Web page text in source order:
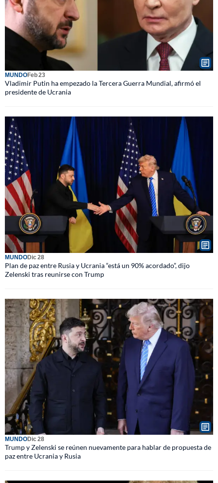
MUNDOFeb 23
Vladimir Putin ha empezado la Tercera Guerra Mundial, afirmó el
presidente de Ucrania
MUNDODic 28
Plan de paz entre Rusia y Ucrania “está un 90% acordado”, dijo
Zelenski tras reunirse con Trump
MUNDODic 28
Trump y Zelenski se reúnen nuevamente para hablar de propuesta de
paz entre Ucrania y Rusia